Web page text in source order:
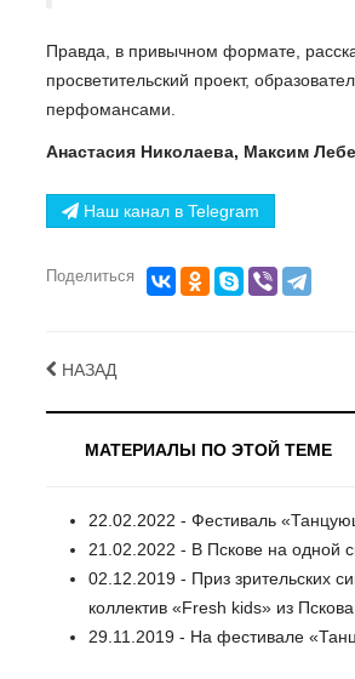
Правда, в привычном формате,
просветительский проект,
перфомансами.
Анастасия Николаева, Максим
Наш канал в Telegram
Поделиться
НАЗАД
МАТЕРИАЛЫ ПО ЭТОЙ ТЕМЕ
22.02.2022 - Фестиваль
21.02.2022 - В Пскове на одной
02.12.2019 - Приз зрительских
коллектив «Fresh kids» из Пскова
29.11.2019 - На фестивале